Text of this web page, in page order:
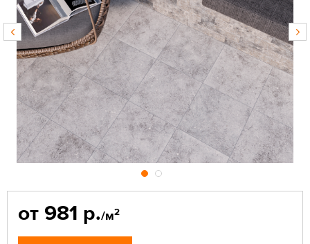
от 981 р./м2